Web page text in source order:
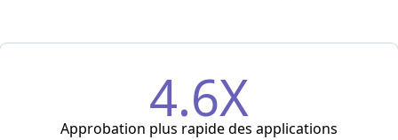
4.6X
Approbation plus rapide des applications